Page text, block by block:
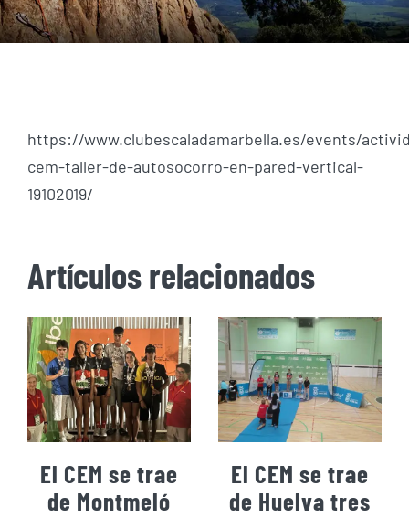
https://www.clubescaladamarbella.es/events/
cem-taller-de-autosocorro-en-pared-vertical-
19102019/
Artículos relacionados
El CEM se trae
de Montmeló
El CEM se trae
de Huelva tres